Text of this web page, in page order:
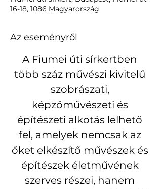
16-18, 1086 Magyarország
Az eseményről
A Fiumei úti sírkertben
több száz művészi kivitelű
szobrászati,
képzőművészeti és
építészeti alkotás lelhető
fel, amelyek nemcsak az
őket elkészítő művészek és
építészek életművének
szerves részei, hanem